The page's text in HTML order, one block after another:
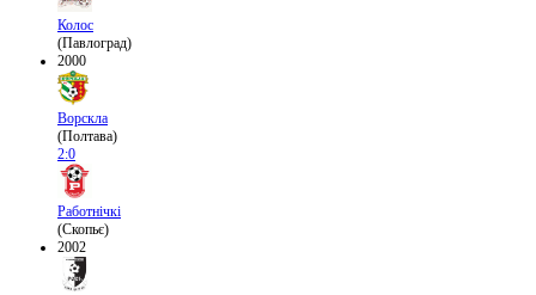
Колос
(Павлоград)
2000
Ворскла
(Полтава)
2:0
Работнічкі
(Скопьє)
2002